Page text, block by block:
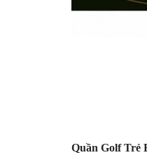
Quần Golf Trẻ